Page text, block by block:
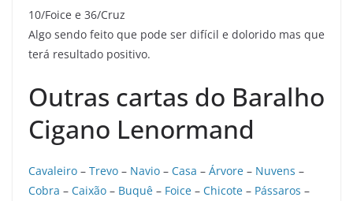
10/Foice e 36/Cruz
Algo sendo feito que pode ser difícil e dolorido mas que
terá resultado positivo.
Outras cartas do Baralho
Cigano Lenormand
Cavaleiro – Trevo – Navio – Casa – Árvore – Nuvens –
Cobra – Caixão – Buquê – Foice – Chicote – Pássaros –